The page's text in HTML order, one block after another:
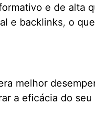
e de alta
e backlinks, o
melhor
a eficácia do seu